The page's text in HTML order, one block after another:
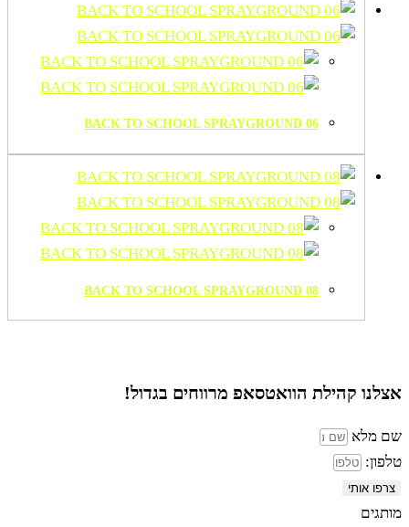
BACK TO SCHOOL SPRAYGROUND 06
BACK TO SCHOOL SPRAYGROUND 08
אצלנו קהילת הוואטסאפ מרווחים בגדול!
שם מלא
טלפון:
צרפו אותי
מותגים